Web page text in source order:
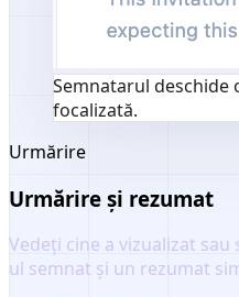
Semnatarul deschide
focalizată.
Urmărire
Urmărire și rezumat
Vedeți cine a vizualizat sau
ul semnat și un rezumat